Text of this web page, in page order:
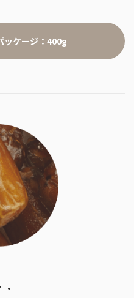
ッケージ：400g